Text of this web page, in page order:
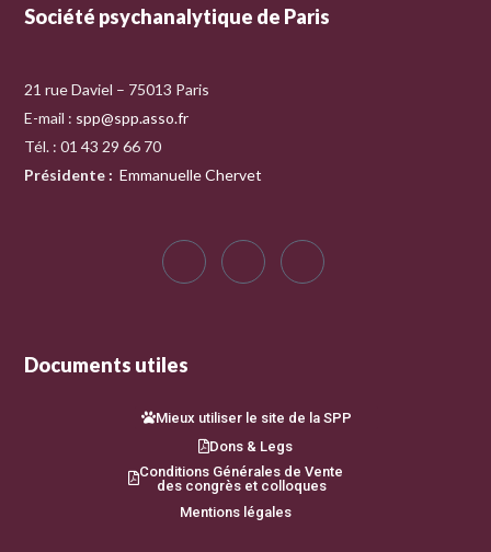
Société psychanalytique de Paris
21 rue Daviel – 75013 Paris
E-mail : spp@spp.asso.fr
Tél. : 01 43 29 66 70
Présidente : Emmanuelle Chervet
Documents utiles
Mieux utiliser le site de la SPP
Dons & Legs
Conditions Générales de Vente
des congrès et colloques
Mentions légales